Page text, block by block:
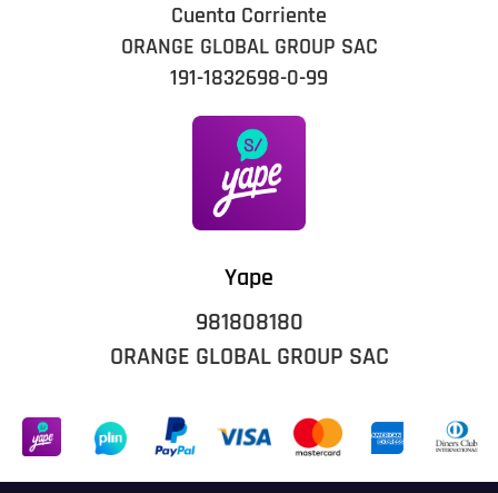
Cuenta Corriente
ORANGE GLOBAL GROUP SAC
191-1832698-0-99
Yape
981808180
ORANGE GLOBAL GROUP SAC